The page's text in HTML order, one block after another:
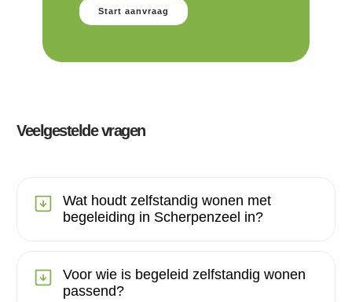
Start aanvraag
Veelgestelde vragen
Wat houdt zelfstandig wonen met
begeleiding in Scherpenzeel in?
Voor wie is begeleid zelfstandig wonen
passend?